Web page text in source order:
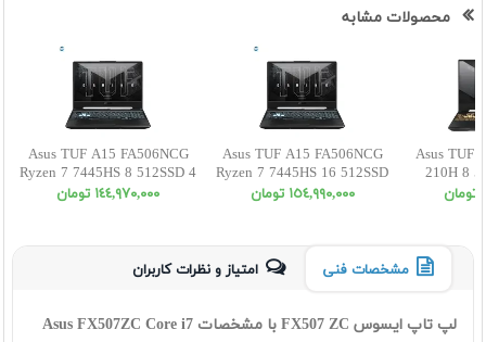
محصولات مشابه
Asus TUF A15 FA506NCG
Ryzen 7 7445HS 8 512SSD 4
RTX3050 FHD
١٤٤,٩٧٠,٠٠٠ تومان
Asus TUF A15 FA506NCG
Ryzen 7 7445HS 16 512SSD
4 RTX3050 FHD
١٥٤,٩٩٠,٠٠٠ تومان
Asus TUF
210H 8
مشخصات فنی امتیاز و نظرات کاربران
لپ تاپ ایسوس FX507 ZC با مشخصات Asus FX507ZC Core i7